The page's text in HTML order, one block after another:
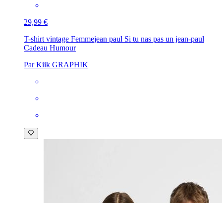
29,99 €
T-shirt vintage Femmejean paul Si tu nas pas un jean-paul
Cadeau Humour
Par Kiik GRAPHIK